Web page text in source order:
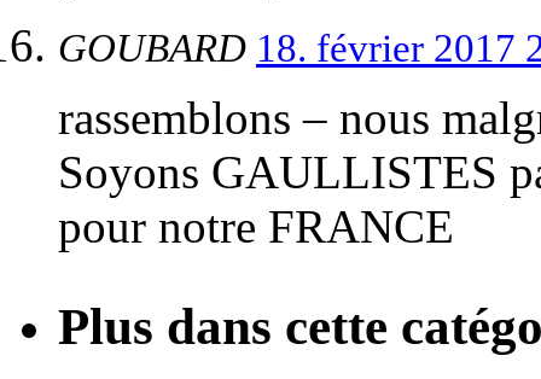
GOUBARD 18. février 2017
rassemblons – nous
Soyons GAULLISTES
pour notre FRANCE
Plus dans cette